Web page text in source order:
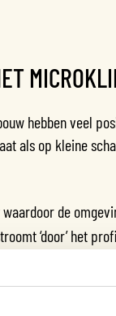
hebben veel
als op kleine
de
‘door’ het
zelfs voordat
beschikbaar